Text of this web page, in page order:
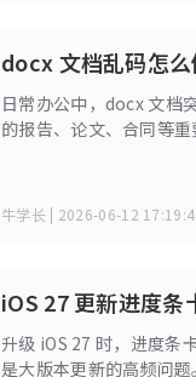
docx 文档乱码怎
日常办公中，docx 文档
的报告、论文、合同等
牛学长 | 2026-06-12
iOS 27 更新进度条
升级 iOS 27 时，进度条
是大版本更新的高频问